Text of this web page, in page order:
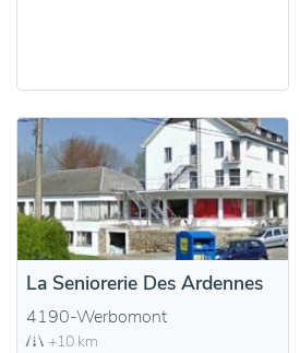
La Seniorerie Des Ardennes
4190-Werbomont
+10 km